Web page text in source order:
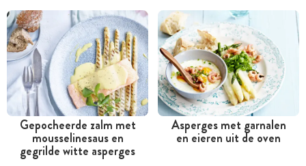
Tussen 30 minuten en 1
uur
Gepocheerde zalm met
mousselinesaus en
gegrilde witte asperges
Tussen 30 minuten en 1
Asperges met garnalen
en eieren uit de oven